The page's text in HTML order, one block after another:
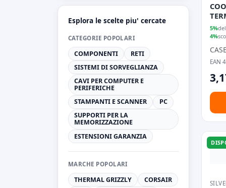
Esplora le scelte piu' cercate
CATEGORIE POPOLARI
COMPONENTI
RETI
SISTEMI DI SORVEGLIANZA
CAVI PER COMPUTER E
PERIFERICHE
STAMPANTI E SCANNER
PC
SUPPORTI PER LA
MEMORIZZAZIONE
ESTENSIONI GARANZIA
MARCHE POPOLARI
THERMAL GRIZZLY
CORSAIR
5%
4%
EAN